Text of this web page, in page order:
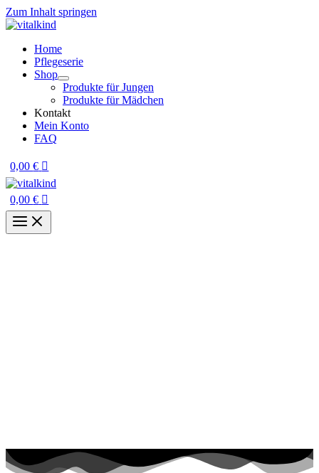
Zum Inhalt springen
Home
Pflegeserie
Shop
Produkte für Jungen
Produkte für Mädchen
Kontakt
Mein Konto
FAQ
0,00€
0,00€